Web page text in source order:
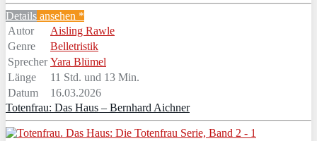
Details ansehen *
Autor
Aisling Rawle
Genre
Belletristik
Sprecher Yara Blümel
Länge
11 Std. und 13 Min.
Datum
16.03.2026
Totenfrau: Das Haus – Bernhard Aichner